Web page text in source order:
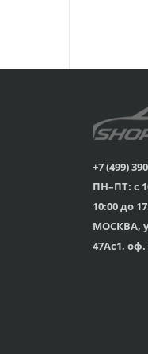
+7 (499)
ПН–ПТ: с
10:00 до
МОСКВА,
47Ас1,